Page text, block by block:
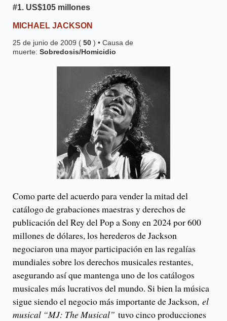
#1. US$105 millones
MICHAEL JACKSON
25 de junio de 2009 ( 50 ) • Causa de
muerte: Sobredosis/Homicidio
Como parte del acuerdo para vender la mitad del
catálogo de grabaciones maestras y derechos de
publicación del Rey del Pop a Sony en 2024 por 600
millones de dólares, los herederos de Jackson
negociaron una mayor participación en las regalías
mundiales sobre los derechos musicales restantes,
asegurando así que mantenga uno de los catálogos
musicales más lucrativos del mundo. Si bien la música
sigue siendo el negocio más importante de Jackson, el
musical “MJ: The Musical” tuvo cinco producciones